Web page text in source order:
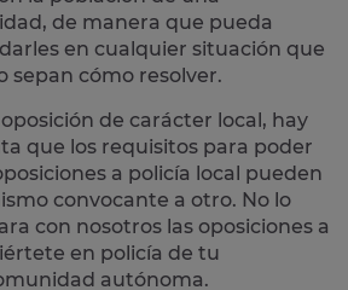
de manera que pueda
en cualquier situación que
sepan cómo resolver.
de carácter local, hay
que los requisitos para poder
a policía local pueden
convocante a otro. No lo
con nosotros las oposiciones a
en policía de tu
autónoma.